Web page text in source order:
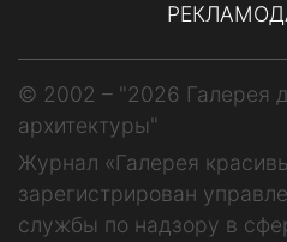
© 2002 – "2026 Галерея
архитектуры"
Журнал «Галерея
зарегистрирован
службы по надзору в